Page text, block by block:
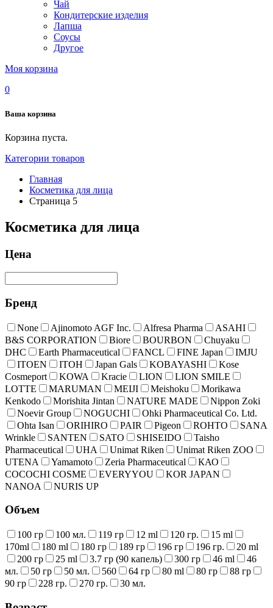
Чай
Кондитерские изделия
Лапша
Соусы
Другое
Моя корзина
0
Ваша корзина
Корзина пуста.
Категории товаров
Главная
Косметика для лица
Страница 5
Косметика для лица
Цена
Бренд
None Ajinomoto AGF Inc. Alfresa Pharma
ASAHI
B&S CORPORATION
Biore BOURBON
Chuyaku
DHC
Earth Pharmaceutical FANCL FINE Japan
IMJU
ITOEN
ITOH Japan Gals KOBAYASHI
Kose
Cosmeport
KOWA Kracie LION
LION SMILE
LOTTE
MARUMAN MEIJI Meishoku
Morikawa
Kenkodo
Morishita Jintan NATURE MADE
Nippon Zoki
Noevir Group
NOGUCHI
Ohki Pharmaceutical Co. Ltd.
Ohta Isan
ORIHIRO PAIR Pigeon ROHTO
SANA
Wrinkle
SANTEN SATO SHISEIDO
Taisho
Pharmaceutical
UHA Unimat Riken
Unimat Riken ZOO
UTENA
Yamamoto Zeria Pharmaceutical
КАО
COCOCHI COSME
EVERYYOU
KOR JAPAN
NANOA
NURIS UP
Объем
100 гр 100 мл. 119 гр 12 ml 120 гр.
15 ml
170ml
180 ml 180 гр 189 гр 196 гр 196 гр.
20 ml
200 гр
25 ml 3.7 гр (90 капель) 300 гр 46 ml
46
мл.
50 гр 50 мл. 560 64 гр 80 ml 80 гр
88 гр
90 гр
228 гр. 270 гр. 30 мл.